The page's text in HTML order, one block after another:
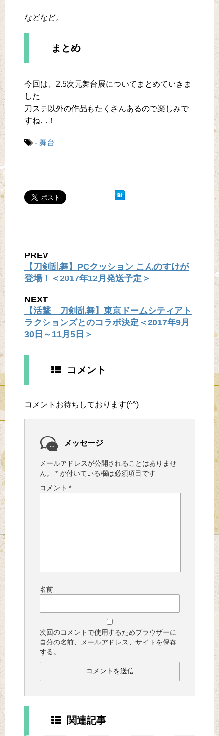
などなど。
まとめ
今回は、2.5次元舞台展についてまとめていきま
した！
刀ステ以外の作品もたくさんあるので楽しみで
すね…！
- 舞台
PREV
【刀剣乱舞】PCクッション こんのすけが
登場！＜2017年12月発送予定＞
NEXT
【活撃 刀剣乱舞】東京ドームシティアト
ラクションズとのコラボ決定＜2017年9月
30日～11月5日＞
コメント
コメントお待ちしております(^^)
メッセージ
メールアドレスが公開されることはありませ
ん。
* が付いている欄は必須項目です
コメント *
名前
次回のコメントで使用するためブラウザーに
自分の名前、メールアドレス、サイトを保存
する。
関連記事